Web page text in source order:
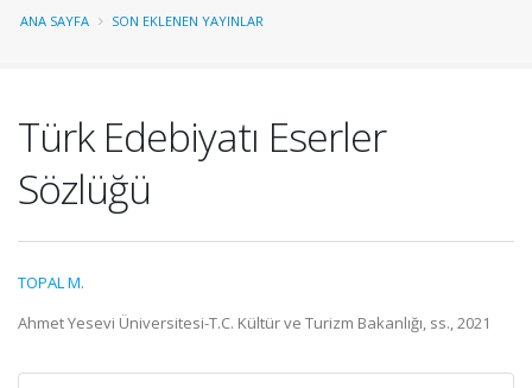
ANA SAYFA SON EKLENEN YAYINLAR
Türk Edebiyatı Eserler
Sözlüğü
TOPAL M.
Ahmet Yesevi Üniversitesi-T.C. Kültür ve Turizm Bakanlığı, ss., 2021